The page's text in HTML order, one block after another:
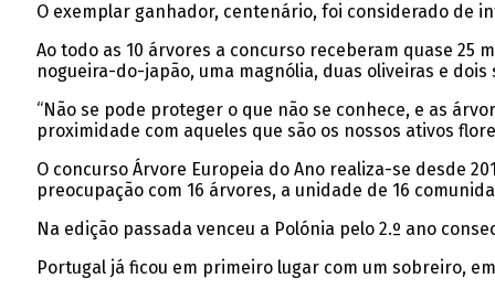
O exemplar ganhador, centenário, foi considerado de
Ao todo as 10 árvores a concurso receberam quase 25
nogueira-do-japão, uma magnólia, duas oliveiras e dois
“Não se pode proteger o que não se conhece, e as
proximidade com aqueles que são os nossos ativos
O concurso Árvore Europeia do Ano realiza-se desde
preocupação com 16 árvores, a unidade de 16
Na edição passada venceu a Polónia pelo 2.º ano
Portugal já ficou em primeiro lugar com um sobreiro,